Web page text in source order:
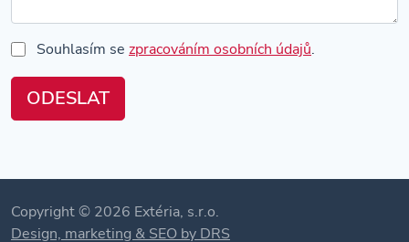
Souhlasím se zpracováním osobních údajů.
Copyright © 2026 Extéria, s.r.o.
Design, marketing & SEO by DRS